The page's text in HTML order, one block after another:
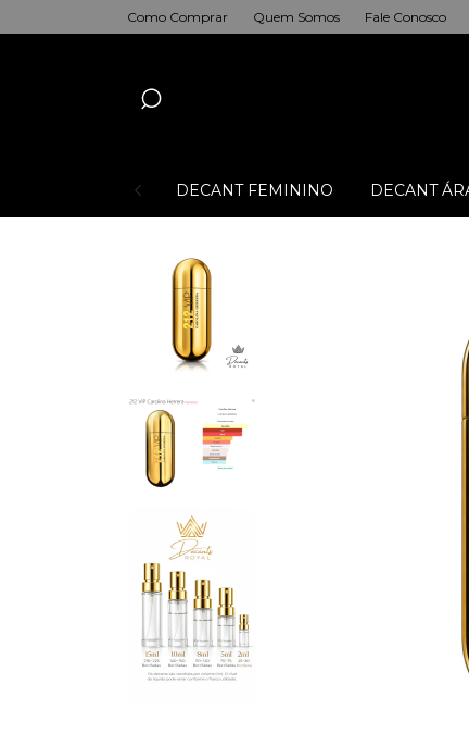
Como Comprar Quem Somos Fale Conosco
DECANT FEMININO DECANT